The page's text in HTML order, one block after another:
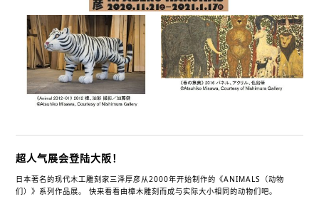
超人气展会登陆大阪！
日本著名的现代木工雕刻家三泽厚彦从2000年开始制作的《ANIMALS（动物
们）》系列作品展。 快来看看由樟木雕刻而成与实际大小相同的动物们吧。